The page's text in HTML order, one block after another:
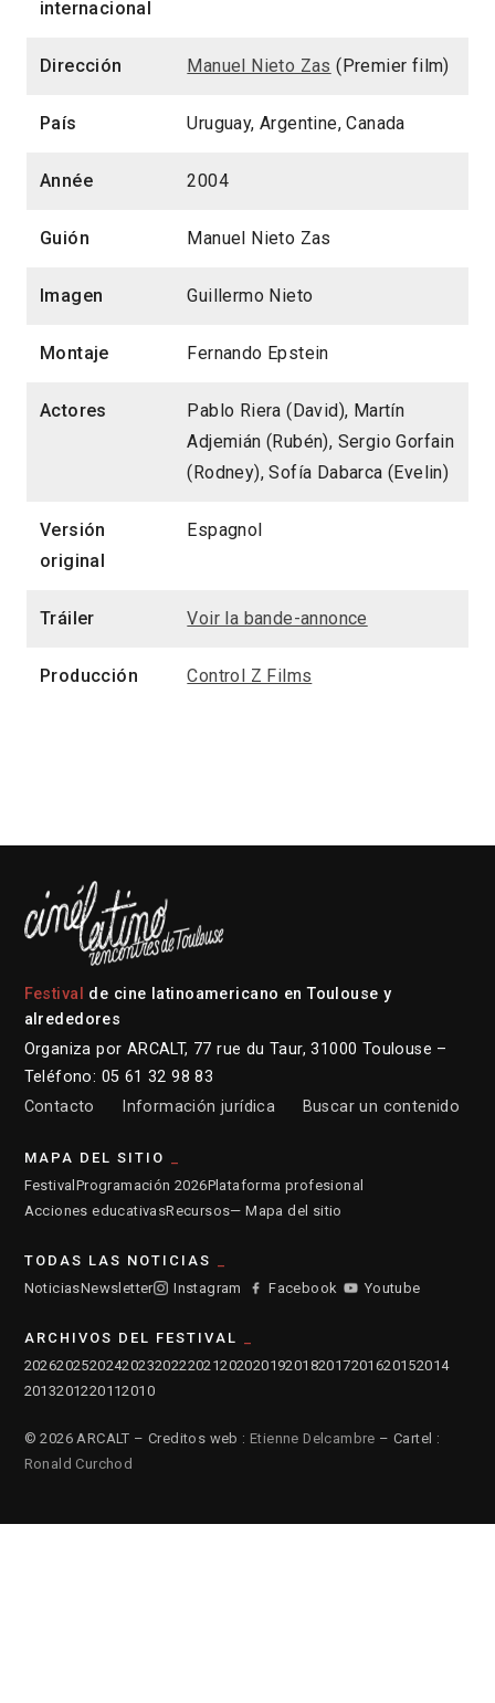
internacional
Dirección Manuel Nieto Zas (Premier film)
País Uruguay, Argentine, Canada
Année 2004
Guión Manuel Nieto Zas
Imagen Guillermo Nieto
Montaje Fernando Epstein
Actores
Pablo Riera (David), Martín
Adjemián (Rubén), Sergio Gorfain
(Rodney), Sofía Dabarca (Evelin)
Versión
original
Espagnol
Tráiler Voir la bande-annonce
Producción Control Z Films
Festival
de cine latinoamericano en Toulouse y
alrededores
Organiza por ARCALT, 77 rue du Taur, 31000 Toulouse –
Teléfono: 05 61 32 98 83
Contacto
Información jurídica Buscar un contenido
MAPA DEL SITIO
Festival Programación 2026Plataforma profesional
Acciones educativasRecursos— Mapa del sitio
TODAS LAS NOTICIAS
NoticiasNewsletter Instagram Facebook Youtube
ARCHIVOS DEL FESTIVAL
2026202520242023202220212020201920182017201620152014
2013201220112010
© 2026 ARCALT – Creditos web : Etienne Delcambre – Cartel :
Ronald Curchod